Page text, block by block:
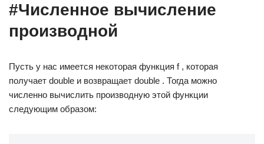
#Численное вычисление
производной
Пусть у нас имеется некоторая функция f , которая
получает double и возвращает double . Тогда можно
численно вычислить производную этой функции
следующим образом: